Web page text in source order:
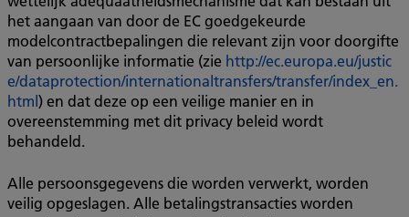
het aangaan van door de EC goedgekeurde
modelcontractbepalingen die relevant zijn voor doorgifte
van persoonlijke informatie (zie http://ec.europa.eu/justic
e/dataprotection/internationaltransfers/transfer/index_en.
html) en dat deze op een veilige manier en in
overeenstemming met dit privacy beleid wordt
behandeld.
Alle persoonsgegevens die worden verwerkt, worden
veilig opgeslagen. Alle betalingstransacties worden